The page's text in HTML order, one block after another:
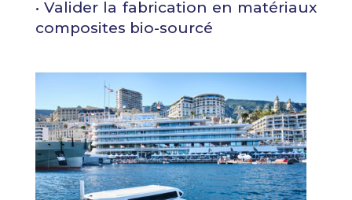
• Valider la fabrication en matériaux
composites bio-sourcé